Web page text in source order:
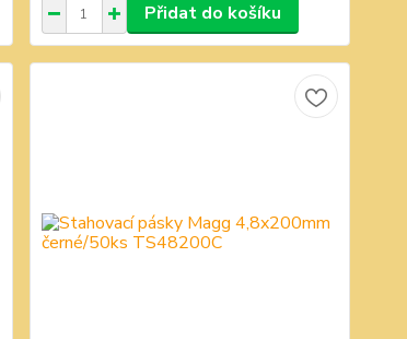
Přidat do košíku